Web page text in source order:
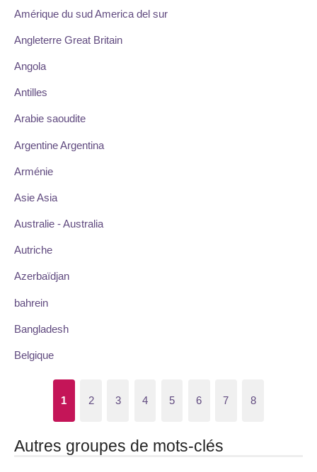
Amérique du sud America del sur
Angleterre Great Britain
Angola
Antilles
Arabie saoudite
Argentine Argentina
Arménie
Asie Asia
Australie - Australia
Autriche
Azerbaïdjan
bahrein
Bangladesh
Belgique
1 2 3 4 5 6 7 8
Autres groupes de mots-clés